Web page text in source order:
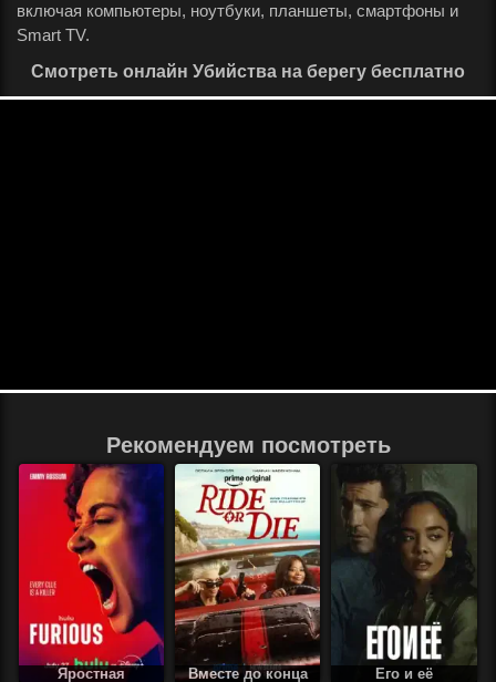
включая компьютеры, ноутбуки, планшеты, смартфоны и
Smart TV.
Смотреть онлайн Убийства на берегу бесплатно
Рекомендуем посмотреть
Яростная Вместе до конца Его и её